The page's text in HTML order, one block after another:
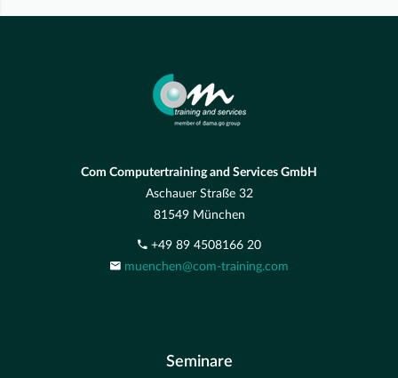
Com Computertraining and Services GmbH
Aschauer Straße 32
81549 München
+49 89 4508166 20
muenchen@com-training.com
Seminare